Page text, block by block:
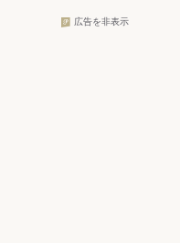
広告を非表示